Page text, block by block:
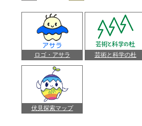
ロゴ・アサラ 芸術と科学の杜
伏見探索マップ